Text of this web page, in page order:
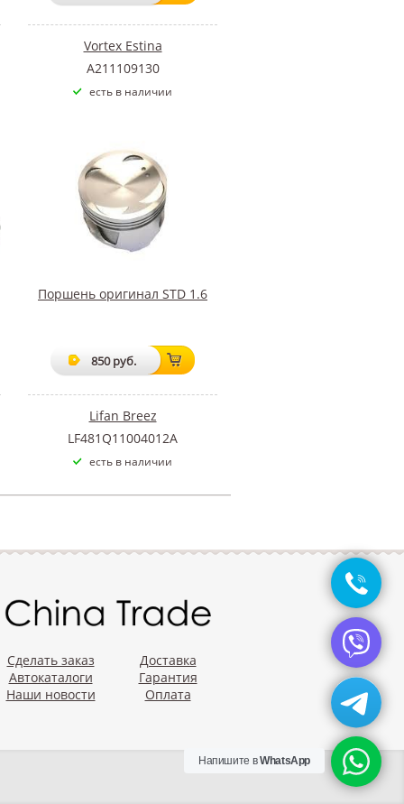
Vortex Estina
A211109130
есть в наличии
Поршень оригинал STD 1.6
850 руб.
Lifan Breez
LF481Q11004012A
есть в наличии
Сделать заказ
Автокаталоги
Наши новости
Доставка
Гарантия
Оплата
Напишите вWhatsApp